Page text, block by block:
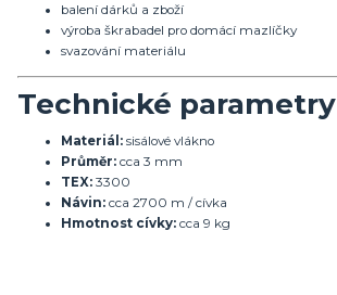
balení dárků a zboží
výroba škrabadel pro domácí mazlíčky
svazování materiálu
Technické parametry
Materiál: sisálové vlákno
Průměr: cca 3 mm
TEX: 3300
Návin: cca 2700 m / cívka
Hmotnost cívky: cca 9 kg